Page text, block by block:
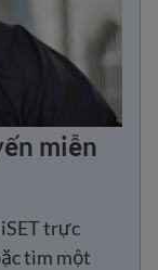
miễn
trực
tìm một